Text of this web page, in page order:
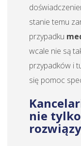
stanie temu
przypadku
wcale nie są
przypadków i
się pomoc
nie